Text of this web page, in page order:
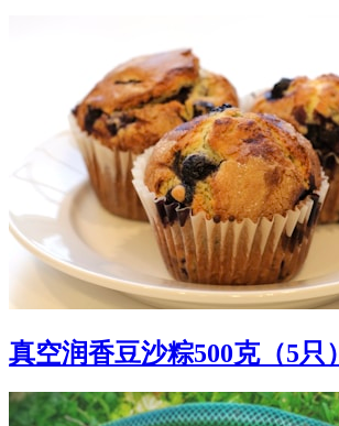
真空润香豆沙粽500克（5只）